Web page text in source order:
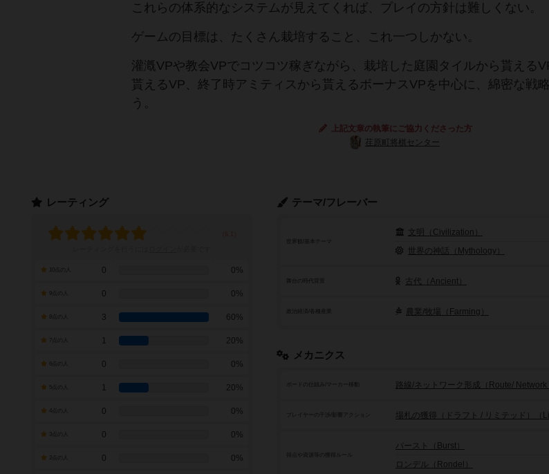
これらの体系的なシステムが見えてくれば、プレイの方針は難しくない。
ゲームの目標は、たくさん栽培すること、これ一つしかない。
灌漑VPや教会VPでコツコツ稼ぎながら、栽培した庭園タイルから貰える
貰えるVP、終了時アミティスから貰えるボーナスVPを中心に、綿密な戦
う。
上記文章の執筆にご協力くださった方
荏原町将棋センター
テーマ/フレーバー
世界観/基本テーマ
文明（Civilization）
世界の神話（Mythology）
舞台の時代背景 古代（Ancient）
政治経済/各種産業 農業/牧場（Farming）
メカニクス
ボードの仕組み/マーカー移動 路線/ネットワーク形成（Route/ Network
プレイヤーの干渉/影響アクション 場札の獲得（ドラフト / リミテッド）（
バースト（Burst）
ロンデル（Rondel）
レーティング
0 0%
0 0%
3 60%
7点の人 1 20%
0 0%
1 20%
0 0%
0 0%
0 0%